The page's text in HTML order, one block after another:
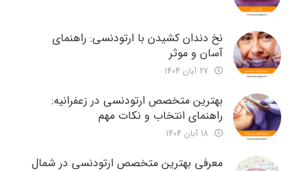
نخ دندان کشیدن با ارتودنسی: راهنمای
آسان و موثر
بهترین متخصص ارتودنسی در زعفرانیه:
راهنمای انتخاب و نکات مهم
معرفی بهترین متخصص ارتودنسی در شمال